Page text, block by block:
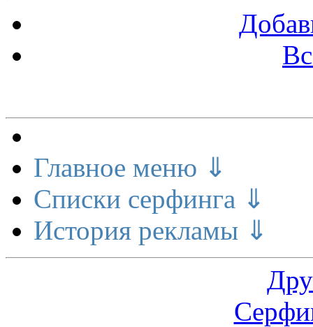
Главное меню ⇓
Списки серфинга ⇓
История рекламы ⇓